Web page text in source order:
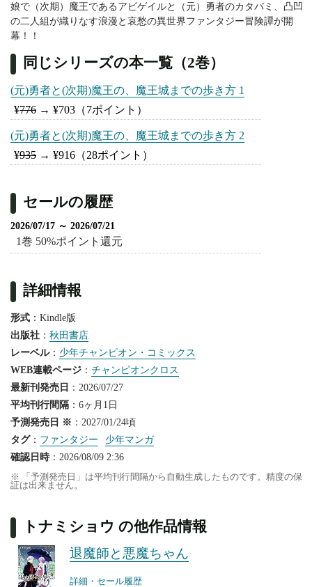
娘で（次期）魔王であるアビゲイルと（元）勇者のカタバミ、凸凹
の二人組が織りなす浪漫と哀愁の異世界ファンタジー冒険譚が開
幕！！
同じシリーズの本一覧（2巻）
(元)勇者と(次期)魔王の、魔王城までの歩き方 1
¥776 → ¥703 （7ポイント）
(元)勇者と(次期)魔王の、魔王城までの歩き方 2
¥935 → ¥916 （28ポイント）
セールの履歴
2026/07/17 ～ 2026/07/21
1巻 50%ポイント還元
詳細情報
形式 ：Kindle版
出版社 ： 秋田書店
レーベル： 少年チャンピオン・コミックス
WEB連載ページ ： チャンピオンクロス
最新刊発売日 ：2026/07/27
平均刊行間隔 ：6ヶ月1日
予測発売日 ※ ：2027/01/24頃
タグ： ファンタジー
少年マンガ
確認日時：2026/08/09 2:36
※ 「予測発売日」は平均刊行間隔から自動生成したものです。精度の保
証は出来ません。
トナミショウ の他作品情報
退魔師と悪魔ちゃん
詳細・セール履歴